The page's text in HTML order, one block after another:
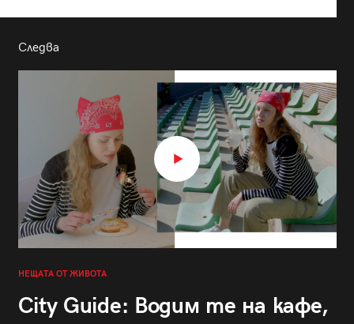
Следва
НЕЩАТА ОТ ЖИВОТА
City Guide: Водим те на кафе,